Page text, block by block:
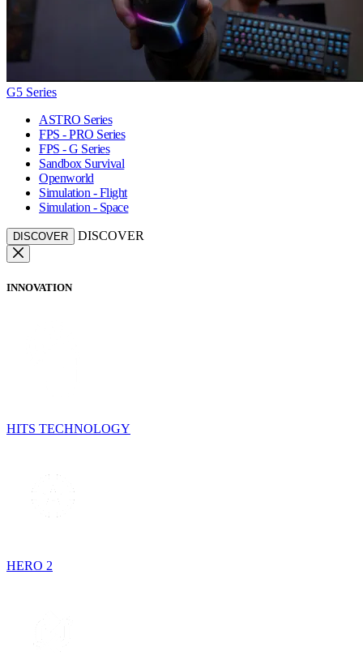
G5 Series
ASTRO Series
FPS - PRO Series
FPS - G Series
Sandbox Survival
Openworld
Simulation - Flight
Simulation - Space
DISCOVER DISCOVER
INNOVATION
HITS TECHNOLOGY
HERO 2